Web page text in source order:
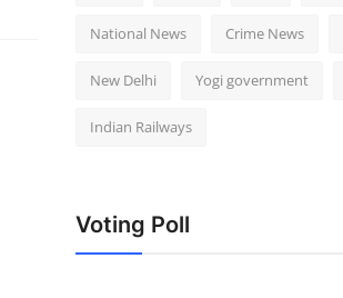
National News Crime News
New Delhi Yogi government
Indian Railways
Voting Poll